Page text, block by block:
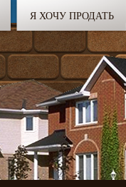
Я ХОЧУ ПРОДАТЬ